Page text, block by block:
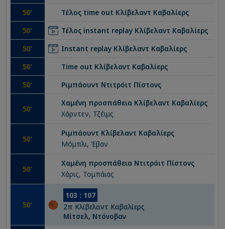
50' Τέλος time out Κλίβελαντ Καβαλίερς
50' Τέλος instant replay Κλίβελαντ Καβαλίερς
50' Instant replay Κλίβελαντ Καβαλίερς
50' Time out Κλίβελαντ Καβαλίερς
50' Ριμπάουντ Ντιτρόιτ Πίστονς
50'
Χαμένη προσπάθεια Κλίβελαντ Καβαλίερς
Χάρντεν, Τζέιμς
50'
Ριμπάουντ Κλίβελαντ Καβαλίερς
Μόμπλι, Έβαν
50'
Χαμένη προσπάθεια Ντιτρόιτ Πίστονς
Χάρις, Τομπάιας
50'
103 : 107
2π Κλίβελαντ Καβαλίερς
Μίτσελ, Ντόνοβαν